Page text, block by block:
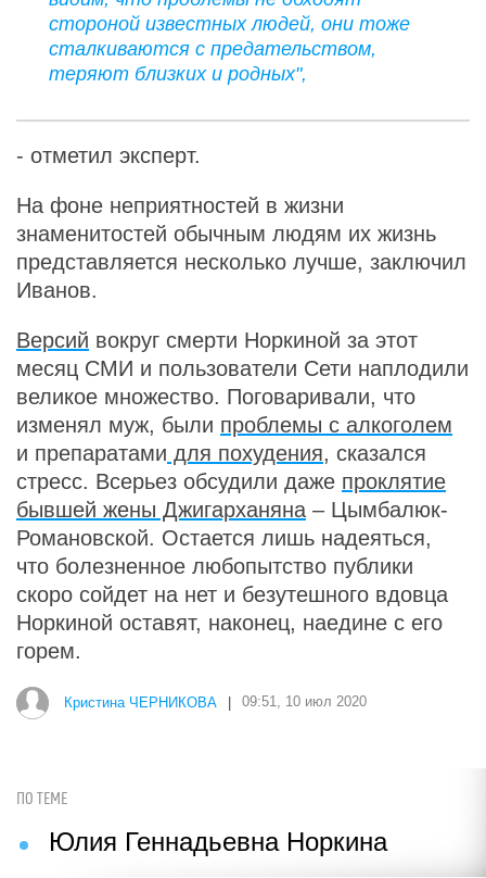
стороной известных людей, они тоже
сталкиваются с предательством,
теряют близких и родных",
- отметил эксперт.
На фоне неприятностей в жизни
знаменитостей обычным людям их жизнь
представляется несколько лучше, заключил
Иванов.
Версий вокруг смерти Норкиной за этот
месяц СМИ и пользователи Сети наплодили
великое множество. Поговаривали, что
изменял муж, были проблемы с алкоголем
и препаратами для похудения, сказался
стресс. Всерьез обсудили даже проклятие
бывшей жены Джигарханяна – Цымбалюк-
Романовской. Остается лишь надеяться,
что болезненное любопытство публики
скоро сойдет на нет и безутешного вдовца
Норкиной оставят, наконец, наедине с его
горем.
Кристина ЧЕРНИКОВА 09:51, 10 июл 2020
ПО ТЕМЕ
Юлия Геннадьевна Норкина